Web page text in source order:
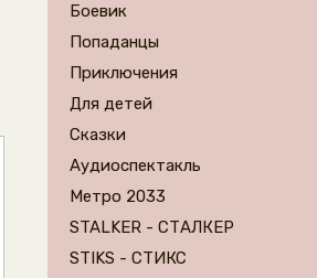
Боевик
Попаданцы
Приключения
Для детей
Сказки
Аудиоспектакль
Метро 2033
STALKER - СТАЛКЕР
STIKS - СТИКС